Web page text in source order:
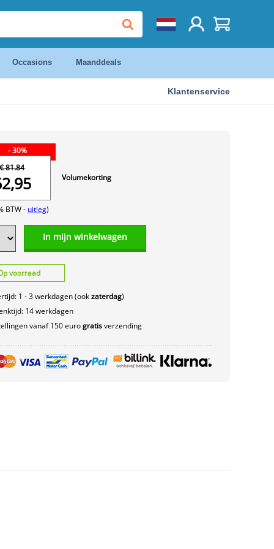
Occasions Maanddeals
Klantenservice
- 30%
€ 81.84
BTW - uitleg)
Volumekorting
In mijn winkelwagen
voorraad
1 - 3 werkdagen (ookzaterdag)
14 werkdagen
vanaf 150 eurogratisverzending